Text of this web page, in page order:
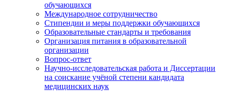
обучающихся
Международное сотрудничество
Стипендии и меры поддержки обучающихся
Образовательные стандарты и требования
Организация питания в образовательной
организации
Вопрос-ответ
Научно-исследовательская работа и Диссертации
на соискание учёной степени кандидата
медицинских наук